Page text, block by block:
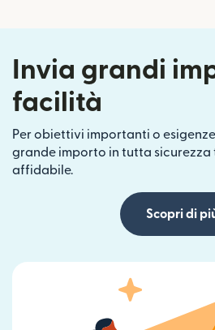
Invia grandi
facilità
Per obiettivi importanti o
grande importo in tutta
affidabile.
Scopri di